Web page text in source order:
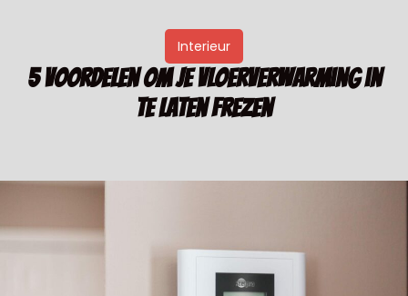
Interieur
5 voordelen om je vloerverwarming in
te laten frezen